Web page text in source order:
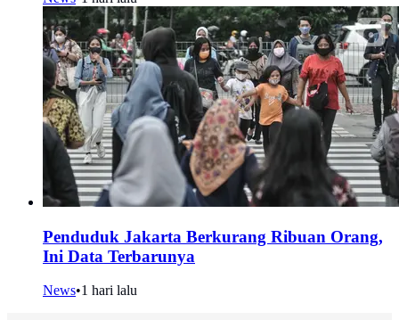
Penduduk Jakarta Berkurang Ribuan Orang,
Ini Data Terbarunya
News•1 hari lalu